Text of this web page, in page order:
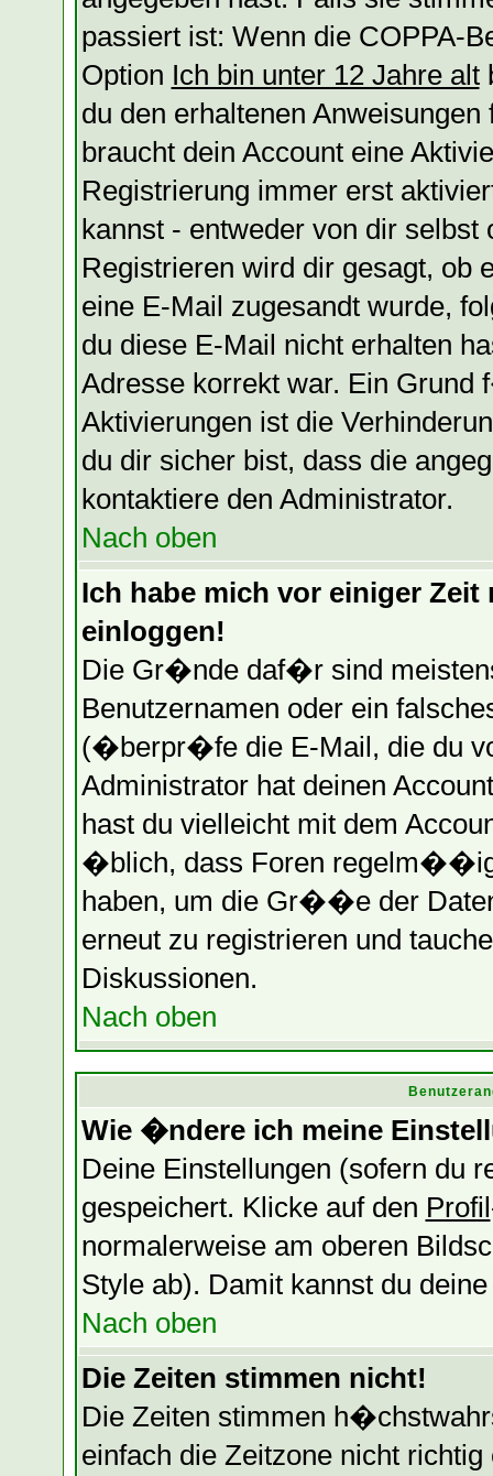
passiert ist: Wenn die COPPA-
Option Ich bin unter 12 Jahre alt
du den erhaltenen
braucht dein Account eine
Registrierung immer erst
kannst - entweder von dir
Registrieren wird dir gesagt,
eine E-Mail zugesandt wurde,
du diese E-Mail nicht erhalten
Adresse korrekt war. Ein
Aktivierungen ist die
du dir sicher bist, dass die
kontaktiere den Administrator.
Nach oben
Ich habe mich vor einiger
einloggen!
Die Gr�nde daf�r sind
Benutzernamen oder ein
(�berpr�fe die E-Mail, die du
Administrator hat deinen
hast du vielleicht mit dem
�blich, dass Foren
haben, um die Gr��e der
erneut zu registrieren und
Diskussionen.
Nach oben
Wie �ndere ich meine
Deine Einstellungen (sofern du
gespeichert. Klicke auf den Profil
normalerweise am oberen
Style ab). Damit kannst du
Nach oben
Die Zeiten stimmen nicht!
Die Zeiten stimmen
einfach die Zeitzone nicht